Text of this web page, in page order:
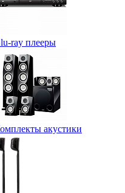
ray плееры
акустики